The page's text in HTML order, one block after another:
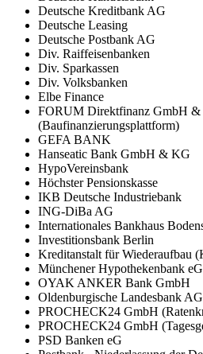
Deutsche Kreditbank AG
Deutsche Leasing
Deutsche Postbank AG
Div. Raiffeisenbanken
Div. Sparkassen
Div. Volksbanken
Elbe Finance
FORUM Direktfinanz GmbH
(Baufinanzierungsplattform)
GEFA BANK
Hanseatic Bank GmbH & KG
HypoVereinsbank
Höchster Pensionskasse
IKB Deutsche Industriebank
ING-DiBa AG
Internationales Bankhaus
Investitionsbank Berlin
Kreditanstalt für Wiederaufbau
Münchener Hypothekenbank eG
OYAK ANKER Bank GmbH
Oldenburgische Landesbank AG
PROCHECK24 GmbH
PROCHECK24 GmbH
PSD Banken eG